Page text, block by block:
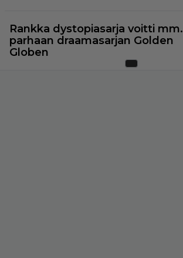
Rankka dystopiasarja voitti mm.
parhaan draamasarjan Golden
Globen